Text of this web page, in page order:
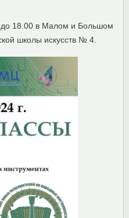
до 18.00 в Малом и Большом
школы искусств № 4.